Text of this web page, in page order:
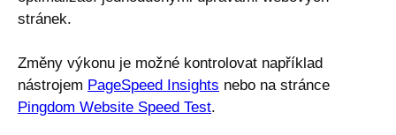
stránek.
Změny výkonu je možné kontrolovat například
nástrojem PageSpeed Insights nebo na stránce
Pingdom Website Speed Test.